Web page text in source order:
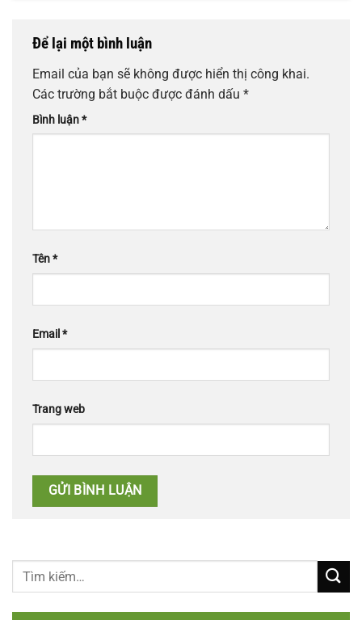
Để lại một bình luận
Email của bạn sẽ không được hiển thị công khai.
Các trường bắt buộc được đánh dấu *
Bình luận*
Tên*
Email *
Trang web